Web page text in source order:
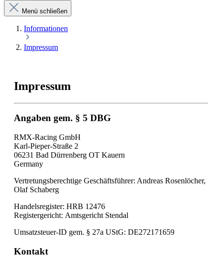
Menü schließen
Informationen
Impressum
Impressum
Angaben gem. § 5 DBG
RMX-Racing GmbH
Karl-Pieper-Straße 2
06231 Bad Dürrenberg OT Kauern
Germany
Vertretungsberechtige Geschäftsführer: Andreas Rosenlöcher,
Olaf Schaberg
Handelsregister: HRB 12476
Registergericht: Amtsgericht Stendal
Umsatzsteuer-ID gem. § 27a UStG: DE272171659
Kontakt